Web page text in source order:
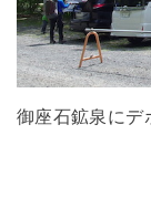
御座石鉱泉にデ